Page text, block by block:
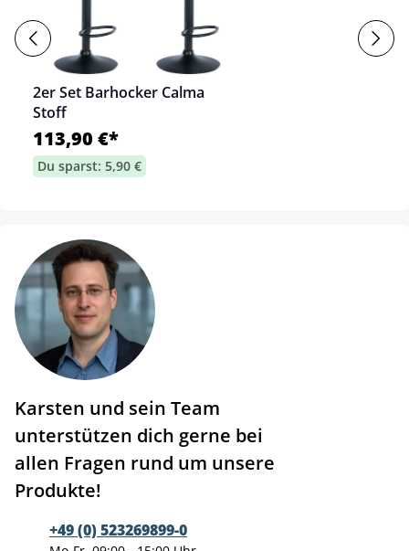
2er Set Barhocker Calma
Stoff
113,90 €*
Du sparst: 5,90 €
Karsten und sein Team
unterstützen dich gerne bei
allen Fragen rund um unsere
Produkte!
+49 (0) 523269899-0